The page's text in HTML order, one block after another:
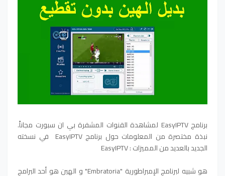
برنامج EasyIPTV لمشاهدة القنوات المشفرة بي ان سبورت مجاناً.
نبذة مختصرة من المعلومات حول برنامج EasyIPTV في نسخته
الجديد بالعديد من المميزات : EasyIPTV
هو شبيه لبرنامج الإمبراطورية "Embratoria" و الهين هو أحد البرامج